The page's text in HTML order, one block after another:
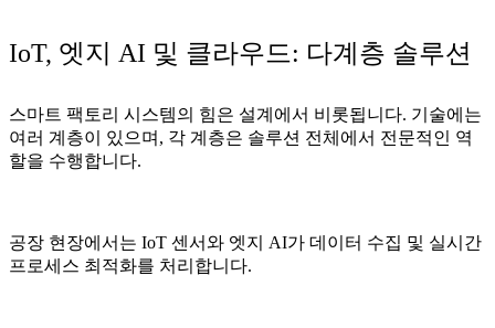
IoT, 엣지 AI 및 클라우드: 다계층 솔루션
스마트 팩토리 시스템의 힘은 설계에서 비롯됩니다. 기술에는
여러 계층이 있으며, 각 계층은 솔루션 전체에서 전문적인 역
할을 수행합니다.
공장 현장에서는 IoT 센서와 엣지 AI가 데이터 수집 및 실시간
프로세스 최적화를 처리합니다.